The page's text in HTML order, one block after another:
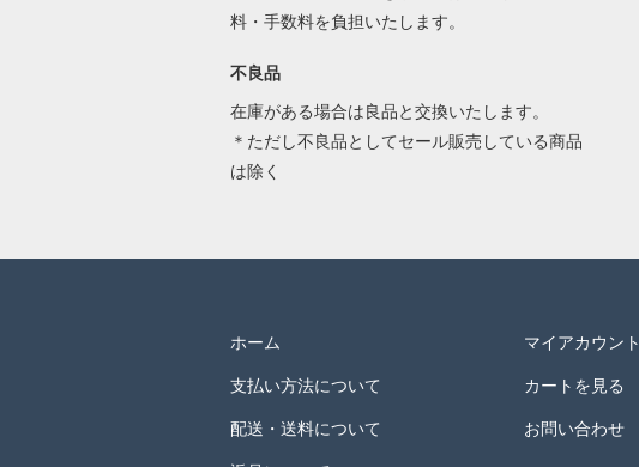
料・手数料を負担いたします。
不良品
在庫がある場合は良品と交換いたします。
＊ただし不良品としてセール販売している商品
は除く
ホーム
支払い方法について
配送・送料について
マイアカウント
カートを見る
お問い合わせ